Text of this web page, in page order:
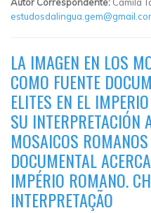
LA IMAGEN EN LOS
COMO FUENTE
ELITES EN EL
SU INTERPRETACIÓN
MOSAICOS
DOCUMENTAL
IMPÉRIO ROMANO.
INTERPRETAÇÃO